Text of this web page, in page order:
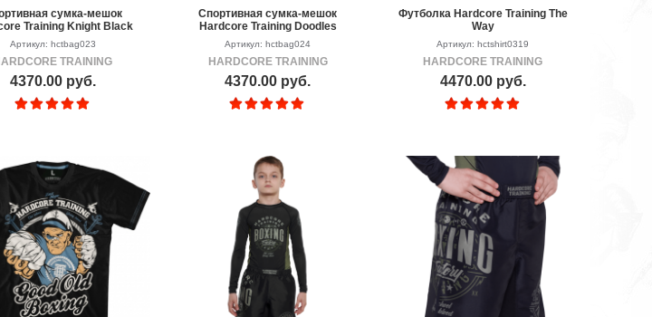
сумка-мешок
Training Knight Black
Артикул: hctbag023
TRAINING
4370.00 руб.
Спортивная сумка-мешок
Hardcore Training Doodles
Артикул: hctbag024
HARDCORE TRAINING
4370.00 руб.
Футболка Hardcore Training The
Way
Артикул: hctshirt0319
HARDCORE TRAINING
4470.00 руб.